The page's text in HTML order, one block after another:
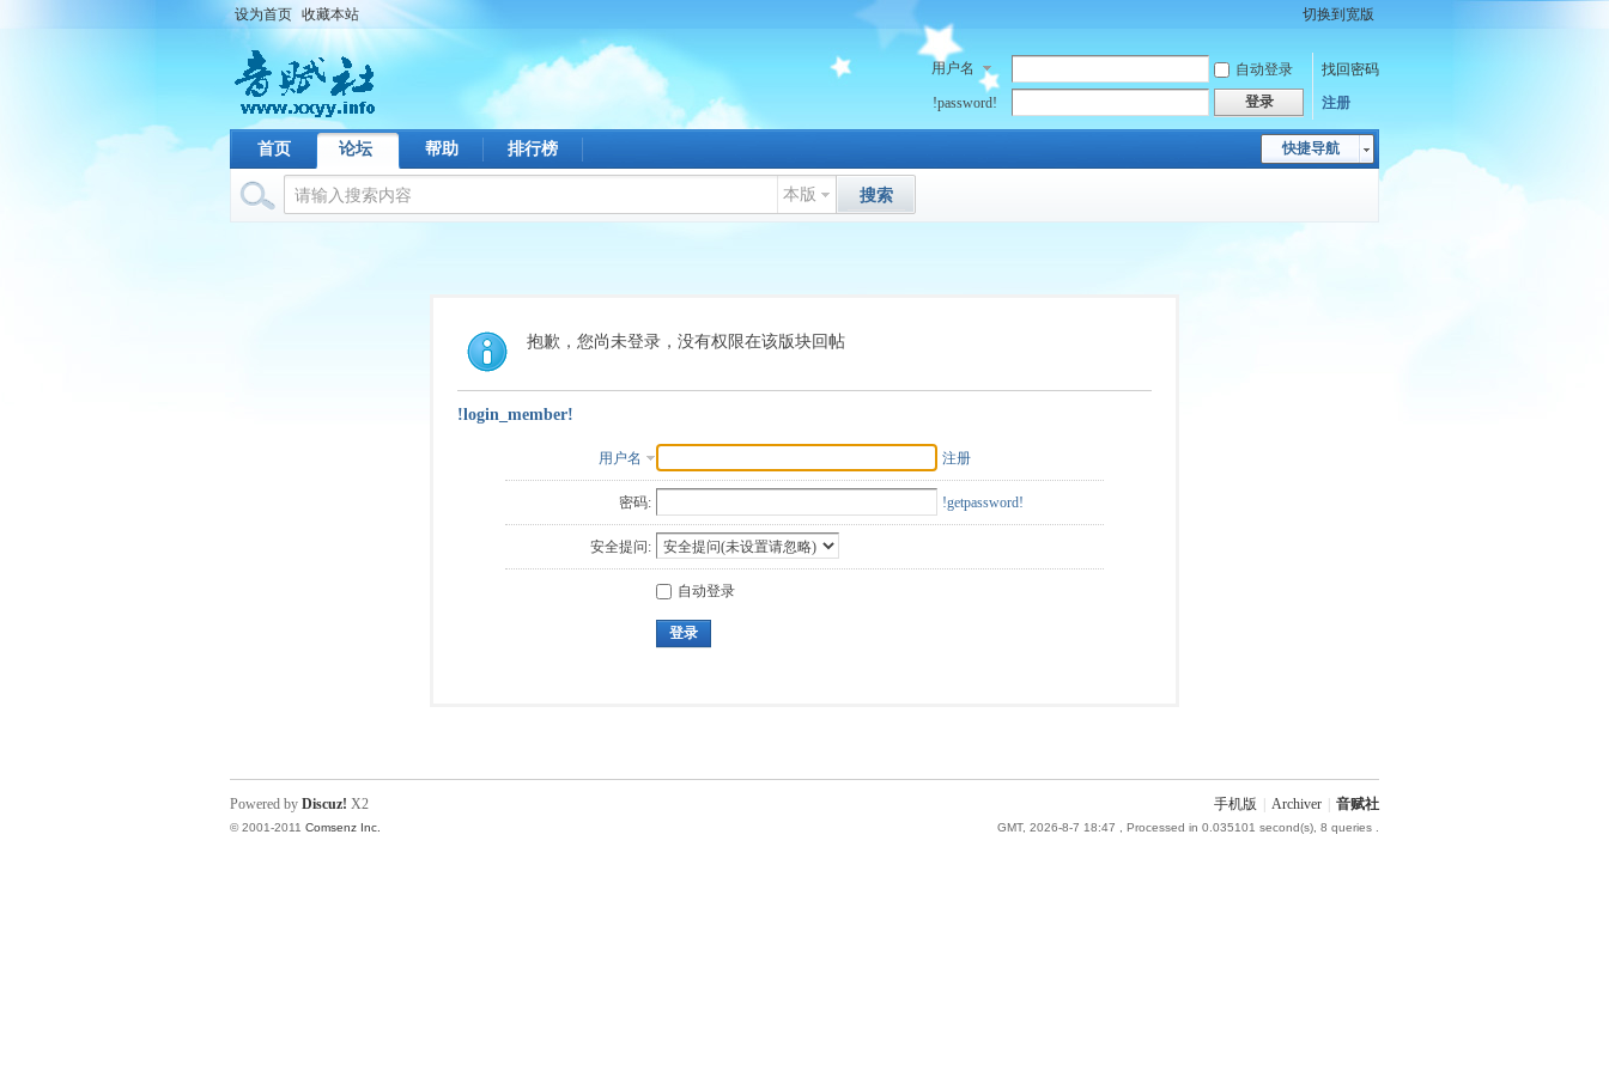
设为首页 收藏本站 切换到宽版
用户名 自动登录
找回密码
!password!
登录 注册
快捷导航
首页 论坛 帮助 排行榜
本版 搜索
抱歉，您尚未登录，没有权限在该版块回帖
!login_member!
用户名 注册
密码: !getpassword!
安全提问:
自动登录
登录
手机版 Archiver 音赋社
GMT, 2026-8-7 18:47 , Processed in 0.035101 second(s), 8 queries .
Powered by Discuz! X2
© 2001-2011 Comsenz Inc.